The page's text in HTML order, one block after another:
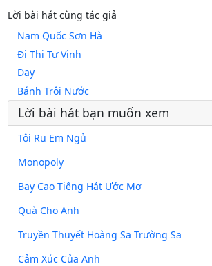
Lời bài hát cùng tác giả
Nam Quốc Sơn Hà
Đi Thi Tự Vịnh
Dạy
Bánh Trôi Nước
Lời bài hát bạn muốn xem
Tôi Ru Em Ngủ
Monopoly
Bay Cao Tiếng Hát Ước Mơ
Quà Cho Anh
Truyền Thuyết Hoàng Sa Trường Sa
Cảm Xúc Của Anh